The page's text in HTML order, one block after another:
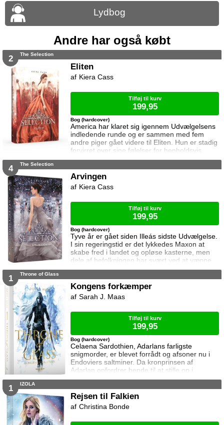
Lydbog
Andre har også købt
2 The Selection
Eliten
America har klaret sig igennem Udvælgelsens
indledende runde og er sammen med fem
andre piger gået videre til Eliten. Hun er stadig
forvirret over sine følelser for henholdsvis
prins Maxon og Aspen. Da hun endelig føler
på hovedet. Samtidig bliver angrebene fra de
to oprørsgrupper stadig mere hyppige, og
America begynder at få en mistanke om hvad
Bog (hardcover)
Kiera Cass
Tilføj til kurv
199,95
4 The Selection
Arvingen
Tyve år er gået siden Illeás sidste Udvælgelse.
I sin regeringstid er det lykkedes Maxon at
skabe fred i landet og opløse kasterne, men
dele af befolkningen har svært ved at vænne
sig til de nye forhold, og utilfredsheden ulmer.
folket kan samles om mens der findes en
løsning på problemerne: En Udvælgelse for
den kongelige families ældste datter og
Bog (hardcover)
Kiera Cass
Tilføj til kurv
199,95
1 Throne of Glass
Kongens forkæmper
Celaena Sardothien, Adarlans farligste
snigmorder, er blevet forrådt og afsoner nu i
Endoviers saltminer. Da kronprinsen af
Adarlan opfordrer hende til at stille op i
konkurrencen om at blive kongens forkæmper,
frihed. For at vinde skal hun slå sine barske
modstandere, der alle er mandlige lejesoldater
og kriminelle, som bestemt ikke tøver med at
Bog (hardcover)
Sarah J. Maas
Tilføj til kurv
199,95
1 IZOLA
Rejsen til Falkien
Christina Bonde